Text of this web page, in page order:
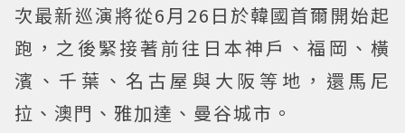
次最新巡演將從6月26日於韓國首爾開始起
跑，之後緊接著前往日本神戶、福岡、橫
濱、千葉、名古屋與大阪等地，還馬尼
拉、澳門、雅加達、曼谷城市。